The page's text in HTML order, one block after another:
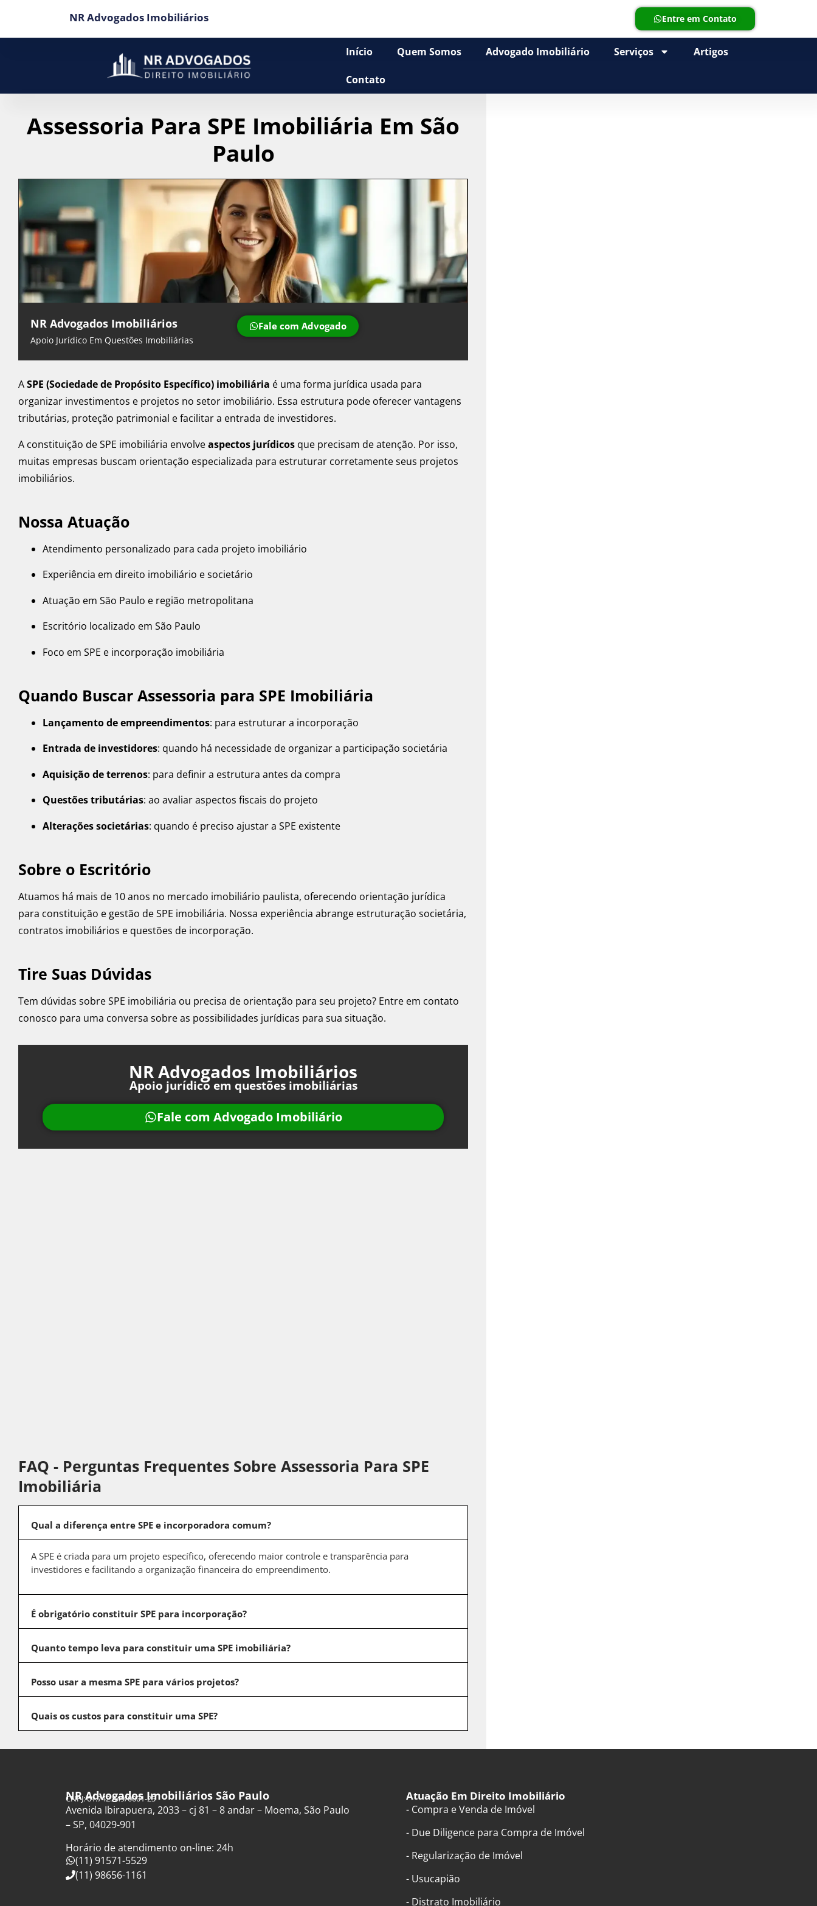
NR Advogados Imobiliários Entre em Contato
Início Quem Somos Advogado Imobiliário Serviços Artigos
Contato
Assessoria Para SPE Imobiliária Em São
Paulo
NR Advogados Imobiliários
Apoio Jurídico Em Questões Imobiliárias
Fale com Advogado
ASPE (Sociedade de Propósito Específico) imobiliária é uma forma jurídica usada para
organizar investimentos e projetos no setor imobiliário. Essa estrutura pode oferecer vantagens
tributárias, proteção patrimonial e facilitar a entrada de investidores.
A constituição de SPE imobiliária envolveaspectos jurídicos que precisam de atenção. Por isso,
muitas empresas buscam orientação especializada para estruturar corretamente seus projetos
imobiliários.
Nossa Atuação
Atendimento personalizado para cada projeto imobiliário
Experiência em direito imobiliário e societário
Atuação em São Paulo e região metropolitana
Escritório localizado em São Paulo
Foco em SPE e incorporação imobiliária
Quando Buscar Assessoria para SPE Imobiliária
Lançamento de empreendimentos: para estruturar a incorporação
Entrada de investidores: quando há necessidade de organizar a participação societária
Aquisição de terrenos: para definir a estrutura antes da compra
Questões tributárias: ao avaliar aspectos fiscais do projeto
Alterações societárias: quando é preciso ajustar a SPE existente
Sobre o Escritório
Atuamos há mais de 10 anos no mercado imobiliário paulista, oferecendo orientação jurídica
para constituição e gestão de SPE imobiliária. Nossa experiência abrange estruturação societária,
contratos imobiliários e questões de incorporação.
Tire Suas Dúvidas
Tem dúvidas sobre SPE imobiliária ou precisa de orientação para seu projeto? Entre em contato
conosco para uma conversa sobre as possibilidades jurídicas para sua situação.
NR Advogados Imobiliários
Apoio jurídico em questões imobiliárias
Fale com Advogado Imobiliário
FAQ - Perguntas Frequentes Sobre Assessoria Para SPE
Imobiliária
Qual a diferença entre SPE e incorporadora comum?
A SPE é criada para um projeto específico, oferecendo maior controle e transparência para
investidores e facilitando a organização financeira do empreendimento.
É obrigatório constituir SPE para incorporação?
Quanto tempo leva para constituir uma SPE imobiliária?
Posso usar a mesma SPE para vários projetos?
Quais os custos para constituir uma SPE?
NR Advogados Imobiliários São Paulo
CNPJ: 61.742.849/0001-25
Avenida Ibirapuera, 2033 – cj 81 – 8 andar – Moema, São Paulo
– SP, 04029-901
Horário de atendimento on-line: 24h
(11) 91571-5529
(11) 98656-1161
Atuação Em Direito Imobiliário
- Compra e Venda de Imóvel
- Due Diligence para Compra de Imóvel
- Regularização de Imóvel
- Usucapião
- Distrato Imobiliário